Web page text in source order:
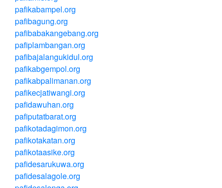
pafikabampel.org
pafibagung.org
pafibabakangebang.org
pafiplambangan.org
pafibajalangukidul.org
pafikabgempol.org
pafikabpalimanan.org
pafikecjatiwangi.org
pafidawuhan.org
pafiputatbarat.org
pafikotadagimon.org
pafikotakatan.org
pafikotaasike.org
pafidesarukuwa.org
pafidesalagole.org